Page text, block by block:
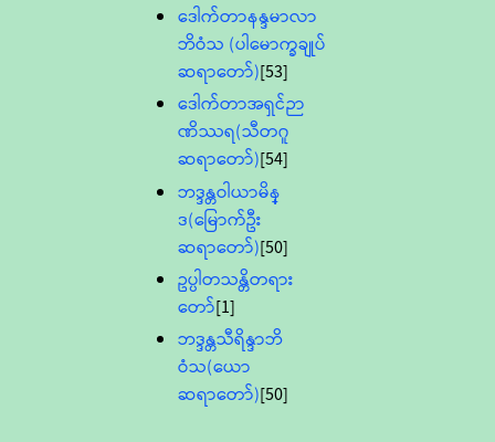
ဒေါက်တာနန္ဒမာလာ
ဘိဝံသ (ပါမောက္ခချုပ်
ဆရာတော်)[53]
ဒေါက်တာအရှင်ဉာ
ဏိဿရ(သီတဂူ
ဆရာတော်)[54]
ဘဒ္ဒန္တဝါယာမိန္
ဒ(မြောက်ဦး
ဆရာတော်)[50]
ဥပ္ပါတသန္တိတရား
တော်[1]
ဘဒ္ဒန္တသီရိန္ဒာဘိ
ဝံသ(ယော
ဆရာတော်)[50]